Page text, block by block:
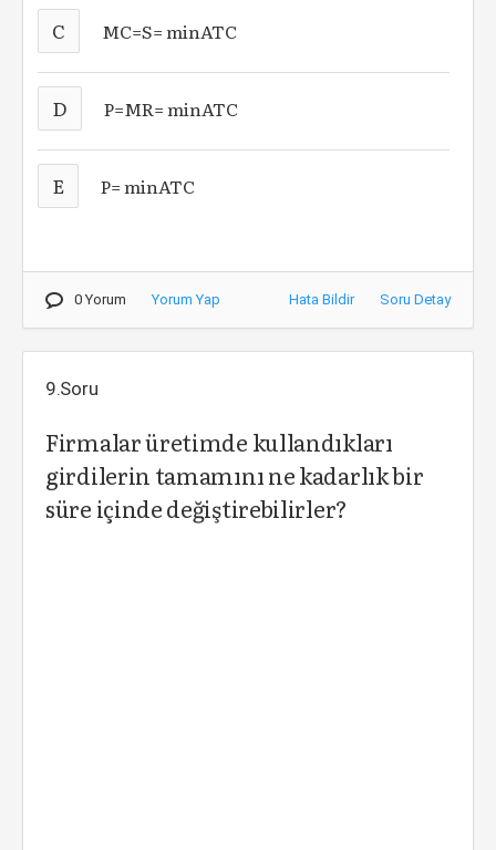
C MC=S= minATC
D P=MR= minATC
E P= minATC
0 Yorum Yorum Yap Hata Bildir Soru Detay
9.Soru
Firmalar üretimde kullandıkları
girdilerin tamamını ne kadarlık bir
süre içinde değiştirebilirler?